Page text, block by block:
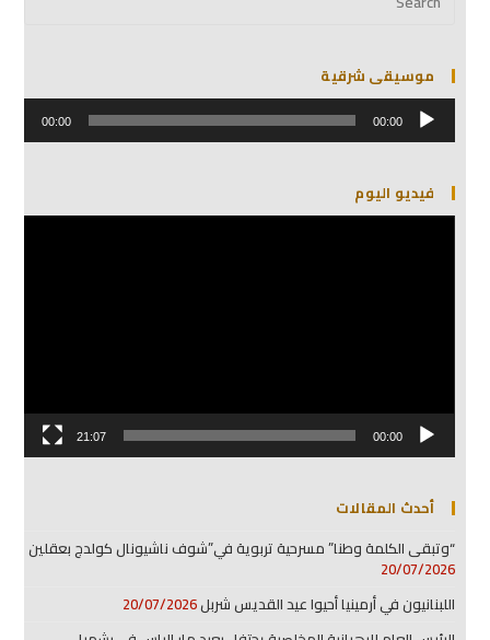
موسيقى شرقية
مشغل
الصوت 00:00
00:00
فيديو اليوم
مشغل
00:00
21:07
أحدث المقالات
“وتبقى الكلمة وطنا” مسرحية تربوية في”شوف ناشيونال كولدج بعقلين
20/07/2026
اللبنانيون في أرمينيا أحيوا عيد القديس شربل20/07/2026